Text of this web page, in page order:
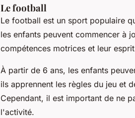
Le football
Le football est un sport populaire
les enfants peuvent commencer à
compétences motrices et leur
À partir de 6 ans, les enfants
ils apprennent les règles du jeu et
Cependant, il est important de ne
l'activité.